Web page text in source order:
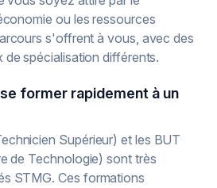
ou les ressources
s'offrent à vous, avec des
de spécialisation différents.
former rapidement à un
Supérieur) et les BUT
de Technologie) sont très
STMG. Ces formations